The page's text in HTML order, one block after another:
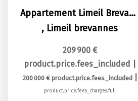
Appartement Limeil Brevannes 4 pièce(s)
, Limeil brevannes
209 900 €
product.price.fees_included
200 000 € product.price.fees_included
product.price.fees_charges.full